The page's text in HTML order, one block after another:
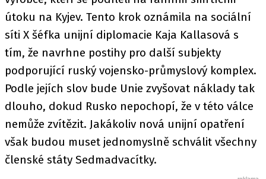
útoku na Kyjev. Tento krok oznámila na sociální
síti X šéfka unijní diplomacie Kaja Kallasová s
tím, že navrhne postihy pro další subjekty
podporující ruský vojensko-průmyslový komplex.
Podle jejích slov bude Unie zvyšovat náklady tak
dlouho, dokud Rusko nepochopí, že v této válce
nemůže zvítězit. Jakákoliv nová unijní opatření
však budou muset jednomyslně schválit všechny
členské státy Sedmadvacítky.